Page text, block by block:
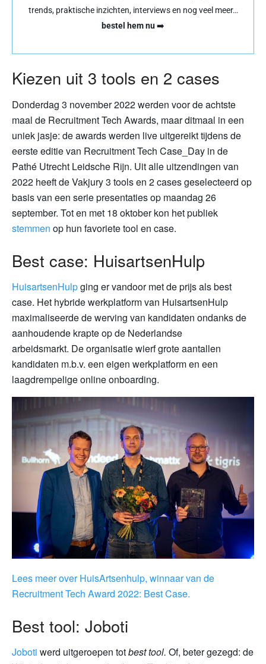
trends, praktische inzichten, interviews en nog veel meer…
bestel hem nu➡️
Kiezen uit 3 tools en 2 cases
Donderdag 3 november 2022 werden voor de achtste
maal de Recruitment Tech Awards, maar ditmaal in een
uniek jasje: de awards werden live uitgereikt tijdens de
eerste editie van Recruitment Tech Case_Day in de
Pathé Utrecht Leidsche Rijn. Uit alle uitzendingen van
2022 heeft de Vakjury 3 tools en 2 cases geselecteerd op
basis van een serie presentaties op maandag 26
september. Tot en met 18 oktober kon het publiek
stemmen op hun favoriete tool en case.
Best case: HuisartsenHulp
HuisartsenHulpging er vandoor met de prijs als best
case. Het hybride werkplatform van HuisartsenHulp
maximaliseerde de werving van kandidaten ondanks de
aanhoudende krapte op de Nederlandse
arbeidsmarkt. De organisatie wierf grote aantallen
kandidaten m.b.v. een eigen werkplatform en een
laagdrempelige online onboarding.
Lees meer over HuisArtsenhulp, winnaar van de
Recruitment Tech Award 2022: Best Case.
Best tool: Joboti
Joboti werd uitgeroepen totbest tool. Of, beter gezegd: de